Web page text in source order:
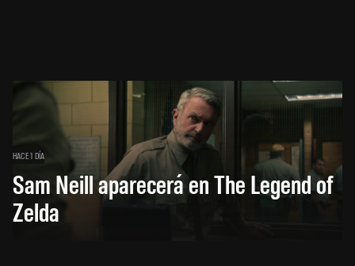
HACE 1 DÍA
Sam Neill aparecerá en The Legend of
Zelda